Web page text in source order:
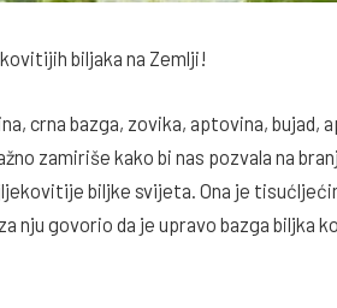
biljaka na Zemlji!
crna bazga, zovika, aptovina, bujad,
zamiriše kako bi nas pozvala na
biljke svijeta. Ona je
nju govorio da je upravo bazga biljka